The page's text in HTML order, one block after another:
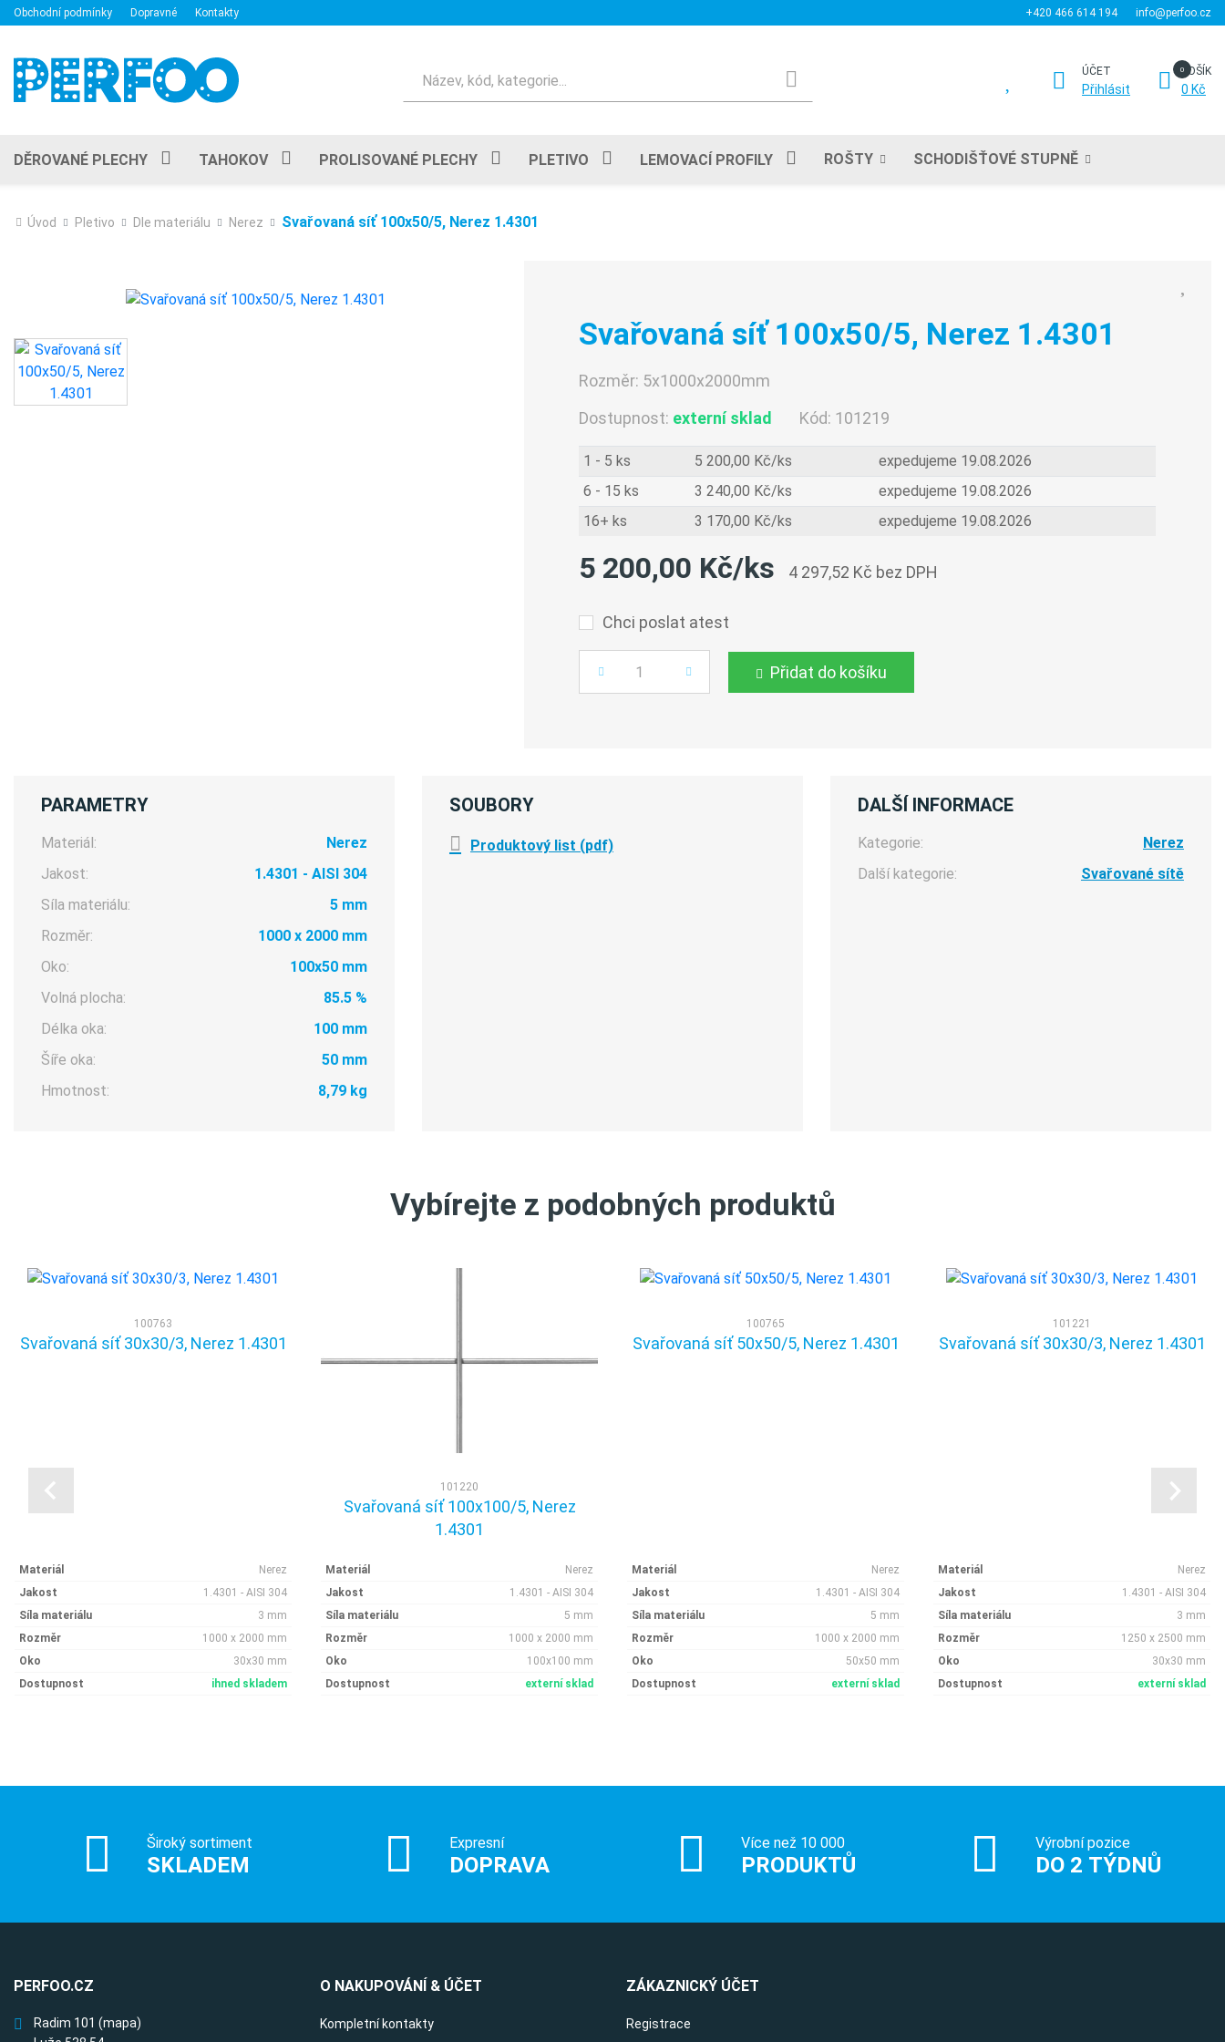
Obchodní podmínky Dopravné Kontakty +420 466 614 194 info@perfoo.cz
ÚČET
Přihlásit
KOŠÍK
0 Kč
DĚROVANÉ PLECHY TAHOKOV PROLISOVANÉ PLECHY PLETIVO LEMOVACÍ PROFILY ROŠTY SCHODIŠŤOVÉ STUPNĚ
Úvod Pletivo Dle materiálu Nerez Svařovaná síť 100x50/5, Nerez 1.4301
Svařovaná síť 100x50/5, Nerez 1.4301
Rozměr: 5x1000x2000mm
Dostupnost: externí sklad Kód: 101219
1 - 5 ks 5 200,00 Kč/ks
expedujeme 19.08.2026
6 - 15 ks
3 240,00 Kč/ks
expedujeme 19.08.2026
16+ ks
3 170,00 Kč/ks expedujeme 19.08.2026
5 200,00 Kč/ks 4 297,52 Kč bez DPH
Chci poslat atest
Počet Přidat do košíku
PARAMETRY
Materiál:
Nerez
Jakost:
1.4301 - AISI 304
Síla materiálu:
5 mm
Rozměr:
1000 x 2000 mm
Oko:
100x50 mm
Volná plocha:
85.5 %
Délka oka:
100 mm
Šíře oka:
50 mm
Hmotnost:
8,79 kg
SOUBORY
Produktový list (pdf)
DALŠÍ INFORMACE
Kategorie:
Nerez
Další kategorie:
Svařované sítě
Vybírejte z podobných produktů
100763
Svařovaná síť 30x30/3, Nerez 1.4301
Materiál
Nerez
Jakost
1.4301 - AISI 304
Síla materiálu
3 mm
Rozměr
1000 x 2000 mm
Oko
30x30 mm
Dostupnost
ihned skladem
101220
Svařovaná síť 100x100/5, Nerez
1.4301
Materiál
Nerez
Jakost
1.4301 - AISI 304
Síla materiálu
5 mm
Rozměr
1000 x 2000 mm
Oko
100x100 mm
Dostupnost
externí sklad
100765
Svařovaná síť 50x50/5, Nerez 1.4301
Materiál
Nerez
Jakost
1.4301 - AISI 304
Síla materiálu
5 mm
Rozměr
1000 x 2000 mm
Oko
50x50 mm
Dostupnost
externí sklad
101221
Svařovaná síť 30x30/3, Nerez 1.4301
Materiál
Nerez
Jakost
1.4301 - AISI 304
Síla materiálu
3 mm
Rozměr
1250 x 2500 mm
Oko
30x30 mm
Dostupnost
externí sklad
Široký sortiment
SKLADEM
Expresní
DOPRAVA
Více než 10 000
PRODUKTŮ
Výrobní pozice
DO 2 TÝDNŮ
PERFOO.CZ
Radim 101 (mapa)
O NAKUPOVÁNÍ & ÚČET
Kompletní kontakty
ZÁKAZNICKÝ ÚČET
Registrace